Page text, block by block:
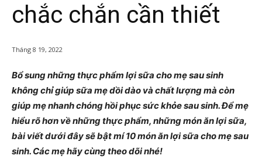
chắc chắn cần thiết
Tháng 8 19, 2022
Bổ sung những thực phẩm lợi sữa cho mẹ sau sinh
không chỉ giúp sữa mẹ dồi dào và chất lượng mà còn
giúp mẹ nhanh chóng hồi phục sức khỏe sau sinh. Để mẹ
hiểu rõ hơn về những thực phẩm, những món ăn lợi sữa,
bài viết dưới đây sẽ bật mí 10 món ăn lợi sữa cho mẹ sau
sinh. Các mẹ hãy cùng theo dõi nhé!